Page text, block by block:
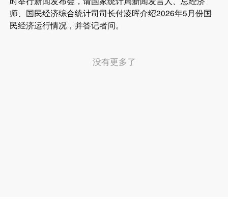
师、国民经济综合统计司司长付凌晖介绍2026年5月份国
民经济运行情况，并答记者问。
没有更多了